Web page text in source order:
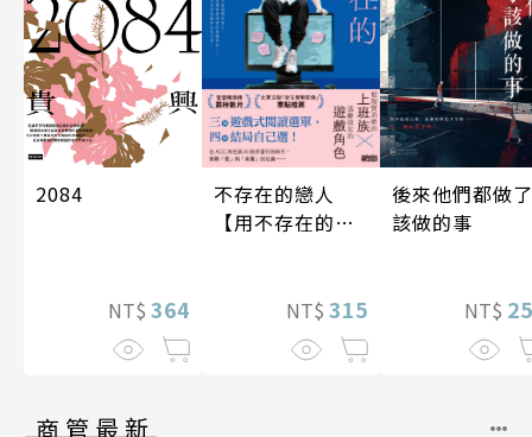
2084
NT$ 364
不存在的戀人
【用不存在的
NT$ 315
後來他們都做了
該做的事
NT$
商管最新